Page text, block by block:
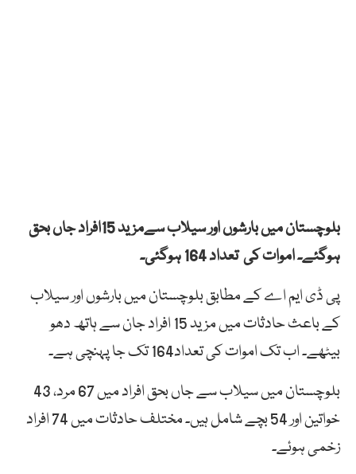
بلوچستان میں بارشوں اور سیلاب سےمزید 15افراد جاں بحق
ہوگئے۔ اموات کی تعداد 164 ہوگئی۔
پی ڈی ایم اے کے مطابق بلوچستان میں بارشوں اور سیلاب
کے باعث حادثات میں مزید 15 افراد جان سے ہاتھ دھو
بیٹھے۔ اب تک اموات کی تعداد164 تک جا پہنچی ہے۔
بلوچستان میں سیلاب سے جاں بحق افراد میں 67 مرد، 43
خواتین اور 54 بچے شامل ہیں۔ مختلف حادثات میں 74 افراد
زخمی ہوئے۔